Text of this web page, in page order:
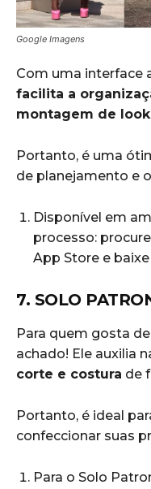
Google Imagens
Com uma interface
facilita a
montagem de
Portanto, é uma
de planejamento e
Disponível em
processo:
App Store e
7. SOLO
Para quem gosta
achado! Ele auxilia
corte e costura de
Portanto, é ideal
confeccionar suas
Para o Solo